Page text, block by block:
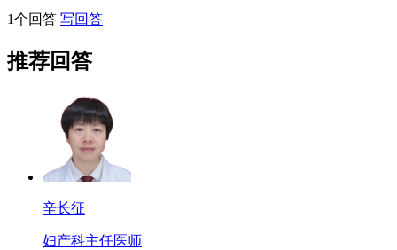
1个回答 写回答
推荐回答
辛长征
妇产科主任医师